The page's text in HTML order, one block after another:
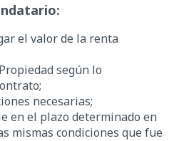
el valor de la renta
según lo
necesarias;
en el plazo determinado en
mismas condiciones que fue